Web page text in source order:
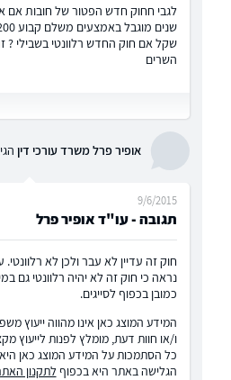
שקל אם חוק החדש רלוונטי בשבילי
השרים
אופיר פרל משרד עורכי דין
תגובה - עו"ד אופיר פרל
9/6/2015
חוק זה עדיין לא עבר ולכן לא
נראה כי חוק זה לא יהיה רלוונטי גם
כמובן בכפוף לסייגים.
המידע המוצג כאן אינו מהווה ייעוץ
ו/או חוות דעת, מומלץ לפנות לייעוץ
כל הסתמכות על המידע המוצג כאן
הגלישה באתר היא בכפוף לתקנון